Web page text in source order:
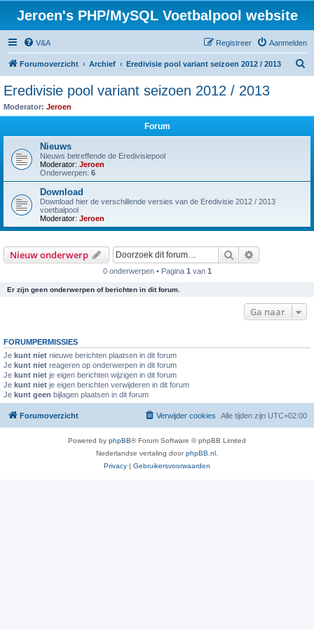
Jeroen's PHP/MySQL Voetbalpool website
V&A Aanmelden
Registreer
Forumoverzicht Archief Eredivisie pool variant seizoen 2012 / 2013
Eredivisie pool variant seizoen 2012 / 2013
Moderator: Jeroen
Forum
Nieuws
Nieuws betreffende de Eredivisiepool
Moderator: Jeroen
Onderwerpen: 6
Download
Download hier de verschillende versies van de Eredivisie 2012 / 2013
voetbalpool
Moderator: Jeroen
Nieuw onderwerp Zoek
0 onderwerpen • Pagina 1 van 1
Er zijn geen onderwerpen of berichten in dit forum.
Ga naar
FORUMPERMISSIES
Je kunt niet nieuwe berichten plaatsen in dit forum
Je kunt niet reageren op onderwerpen in dit forum
Je kunt niet je eigen berichten wijzigen in dit forum
Je kunt niet je eigen berichten verwijderen in dit forum
Je kunt geen bijlagen plaatsen in dit forum
Forumoverzicht Alle tijden zijn UTC+02:00
Verwijder cookies
Powered by phpBB® Forum Software © phpBB Limited
Nederlandse vertaling doorphpBB.nl
Privacy | Gebruikersvoorwaarden